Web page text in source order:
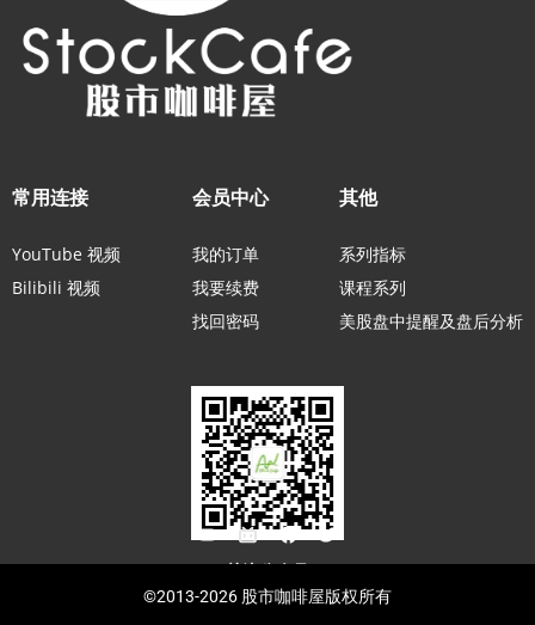
常用连接
YouTube 视频
Bilibili 视频
会员中心
我的订单
我要续费
找回密码
其他
系列指标
课程系列
美股盘中提醒及盘后分析
关注公众号
©2013-2026 股市咖啡屋版权所有